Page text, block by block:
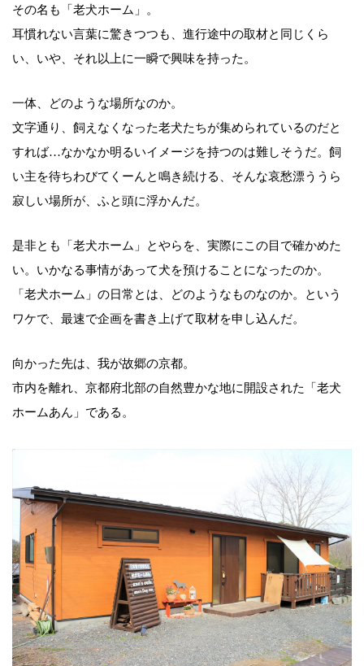
その名も「老犬ホーム」。
耳慣れない言葉に驚きつつも、進行途中の取材と同じくら
い、いや、それ以上に一瞬で興味を持った。
一体、どのような場所なのか。
文字通り、飼えなくなった老犬たちが集められているのだと
すれば…なかなか明るいイメージを持つのは難しそうだ。飼
い主を待ちわびてくーんと鳴き続ける、そんな哀愁漂ううら
寂しい場所が、ふと頭に浮かんだ。
是非とも「老犬ホーム」とやらを、実際にこの目で確かめた
い。いかなる事情があって犬を預けることになったのか。
「老犬ホーム」の日常とは、どのようなものなのか。という
ワケで、最速で企画を書き上げて取材を申し込んだ。
向かった先は、我が故郷の京都。
市内を離れ、京都府北部の自然豊かな地に開設された「老犬
ホームあん」である。